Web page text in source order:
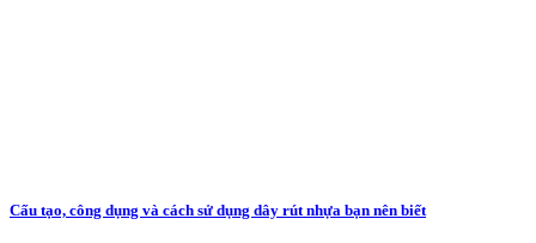
Cấu tạo, công dụng và cách sử dụng dây rút nhựa bạn nên biết